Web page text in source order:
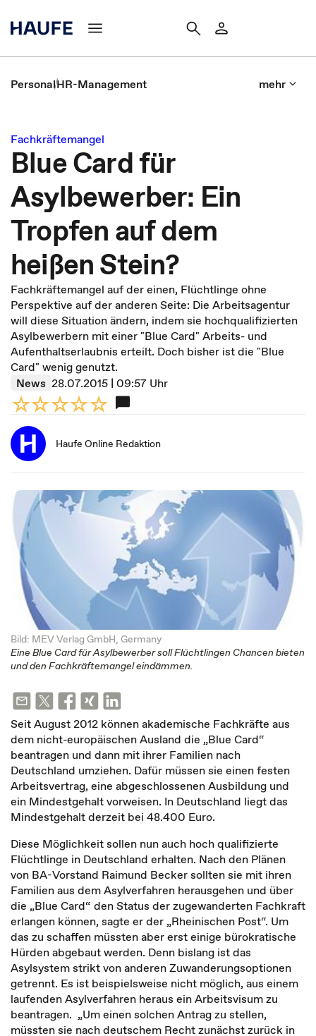
PersonalHR-Management mehr
Fachkräftemangel
Blue Card für
Asylbewerber: Ein
Tropfen auf dem
heißen Stein?
Fachkräftemangel auf der einen, Flüchtlinge ohne
Perspektive auf der anderen Seite: Die Arbeitsagentur
will diese Situation ändern, indem sie hochqualifizierten
Asylbewerbern mit einer "Blue Card" Arbeits- und
Aufenthaltserlaubnis erteilt. Doch bisher ist die "Blue
Card" wenig genutzt.
News 28.07.2015 | 09:57 Uhr
Haufe Online Redaktion
Bild: MEV Verlag GmbH, Germany
Eine Blue Card für Asylbewerber soll Flüchtlingen Chancen bieten
und den Fachkräftemangel eindämmen.
Seit August 2012 können akademische Fachkräfte aus
dem nicht-europäischen Ausland die „Blue Card“
beantragen und dann mit ihrer Familien nach
Deutschland umziehen. Dafür müssen sie einen festen
Arbeitsvertrag, eine abgeschlossenen Ausbildung und
ein Mindestgehalt vorweisen. In Deutschland liegt das
Mindestgehalt derzeit bei 48.400 Euro.
Diese Möglichkeit sollen nun auch hoch qualifizierte
Flüchtlinge in Deutschland erhalten. Nach den Plänen
von BA-Vorstand Raimund Becker sollten sie mit ihren
Familien aus dem Asylverfahren herausgehen und über
die „Blue Card“ den Status der zugewanderten Fachkraft
erlangen können, sagte er der „Rheinischen Post“. Um
das zu schaffen müssten aber erst einige bürokratische
Hürden abgebaut werden. Denn bislang ist das
Asylsystem strikt von anderen Zuwanderungsoptionen
getrennt. Es ist beispielsweise nicht möglich, aus einem
laufenden Asylverfahren heraus ein Arbeitsvisum zu
beantragen. „Um einen solchen Antrag zu stellen,
müssten sie nach deutschem Recht zunächst zurück in